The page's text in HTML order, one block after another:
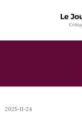
2025-11-24